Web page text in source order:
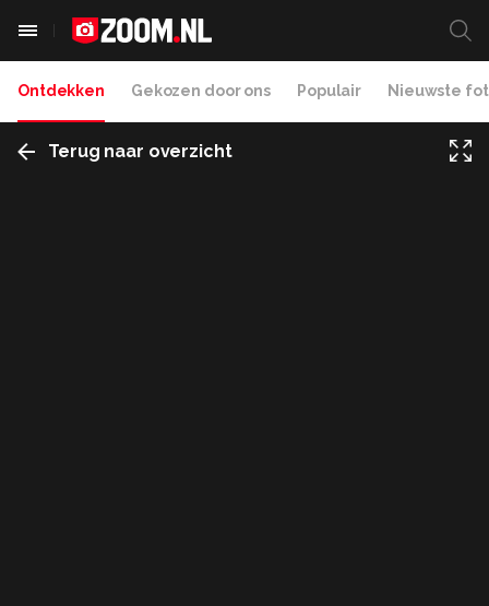
Ontdekken Gekozen door ons Populair Nieuwste
Terug naar overzicht